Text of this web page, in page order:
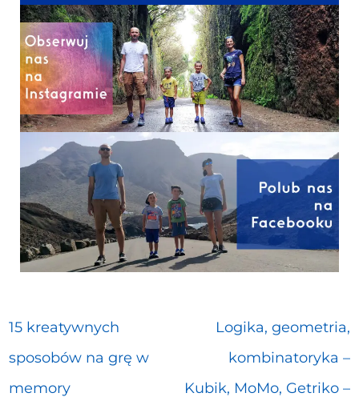
15 kreatywnych
sposobów na grę w
memory
Logika, geometria,
kombinatoryka –
Kubik, MoMo, Getriko –